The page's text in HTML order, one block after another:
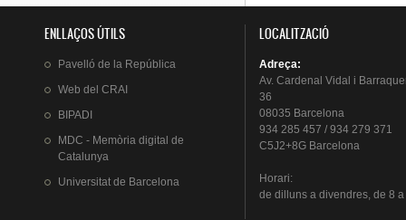
ENLLAÇOS ÚTILS
Pavelló de la República
Web del CRAI
BIPADI
MDC - Memòria digital de
Catalunya
Universitat de Barcelona
LOCALITZACIÓ
Adreça:
Av. Cardenal Vidal i
36
08035 Barcelona
934 285 457 / 934 279 371
C5J2+8G Barcelona
Horari:
de dillunsa divendres, de 8